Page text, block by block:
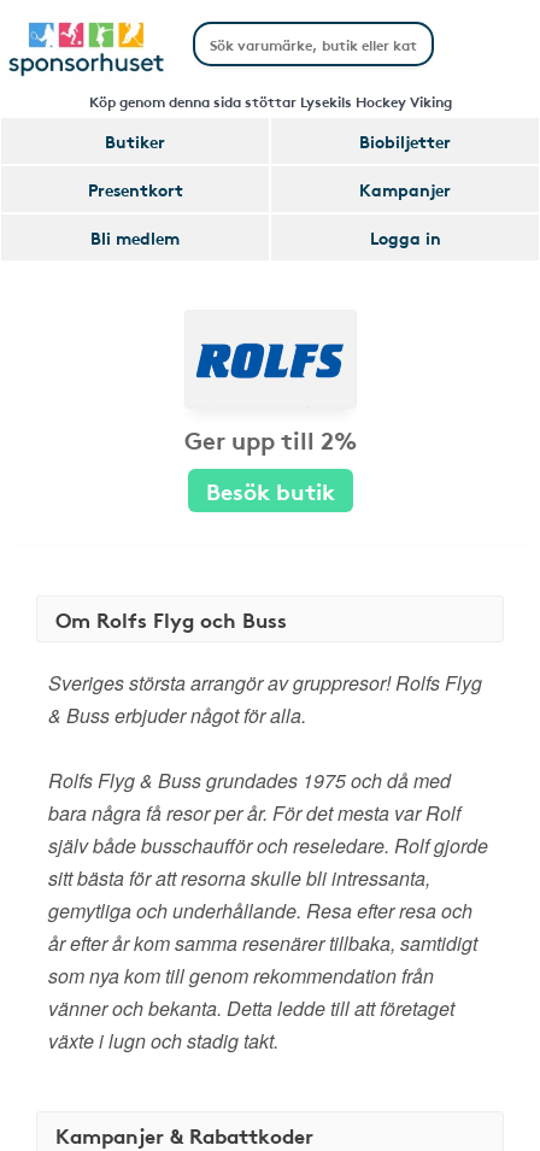
Köp genom denna sida stöttar Lysekils Hockey Viking
Butiker
Biobiljetter
Presentkort
Kampanjer
Bli medlem
Logga in
Ger upp till 2%
Besök butik
Om Rolfs Flyg och Buss
Sveriges största arrangör av gruppresor! Rolfs Flyg
& Buss erbjuder något för alla.
Rolfs Flyg & Buss grundades 1975 och då med
bara några få resor per år. För det mesta var Rolf
själv både busschaufför och reseledare. Rolf gjorde
sitt bästa för att resorna skulle bli intressanta,
gemytliga och underhållande. Resa efter resa och
år efter år kom samma resenärer tillbaka, samtidigt
som nya kom till genom rekommendation från
vänner och bekanta. Detta ledde till att företaget
växte i lugn och stadig takt.
Kampanjer & Rabattkoder